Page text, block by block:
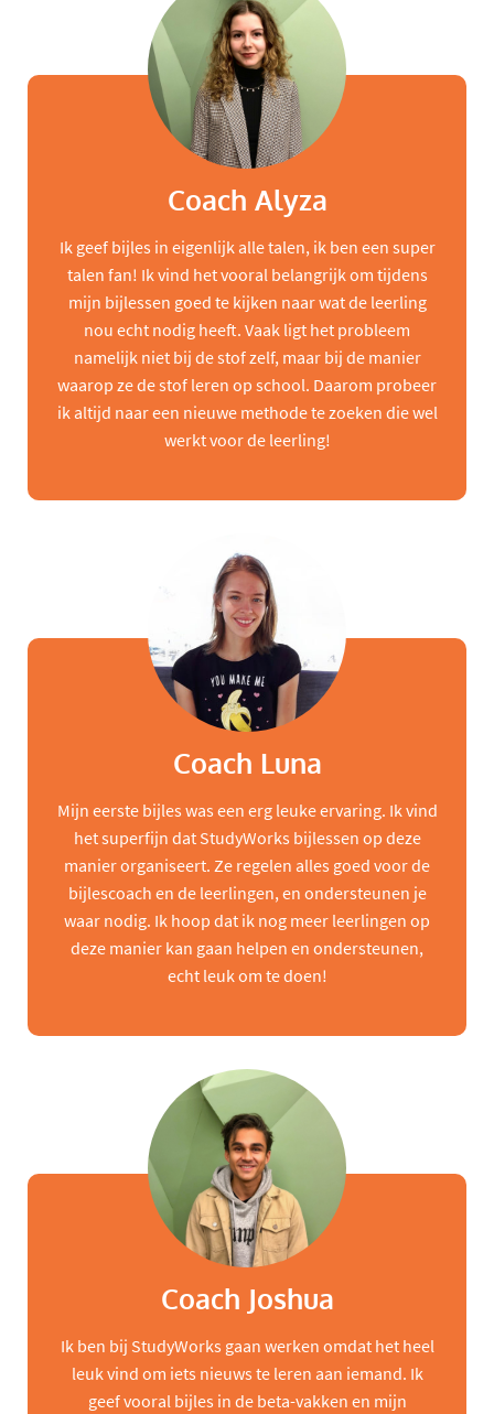
Coach Alyza
Ik geef bijles in eigenlijk alle talen, ik ben een super
talen fan! Ik vind het vooral belangrijk om tijdens
mijn bijlessen goed te kijken naar wat de leerling
nou echt nodig heeft. Vaak ligt het probleem
namelijk niet bij de stof zelf, maar bij de manier
waarop ze de stof leren op school. Daarom probeer
ik altijd naar een nieuwe methode te zoeken die wel
werkt voor de leerling!
Coach Luna
Mijn eerste bijles was een erg leuke ervaring. Ik vind
het superfijn dat StudyWorks bijlessen op deze
manier organiseert. Ze regelen alles goed voor de
bijlescoach en de leerlingen, en ondersteunen je
waar nodig. Ik hoop dat ik nog meer leerlingen op
deze manier kan gaan helpen en ondersteunen,
echt leuk om te doen!
Coach Joshua
Ik ben bij StudyWorks gaan werken omdat het heel
leuk vind om iets nieuws te leren aan iemand. Ik
geef vooral bijles in de beta-vakken en mijn